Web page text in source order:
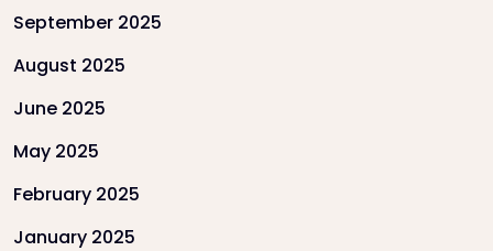
September 2025
August 2025
June 2025
May 2025
February 2025
January 2025